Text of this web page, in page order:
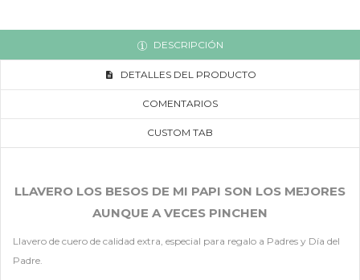
DESCRIPCIÓN
DETALLES DEL PRODUCTO
COMENTARIOS
CUSTOM TAB
LLAVERO LOS BESOS DE MI PAPI SON LOS MEJORES
AUNQUE A VECES PINCHEN
Llavero de cuero de calidad extra, especial para regalo a Padres y Día del
Padre.